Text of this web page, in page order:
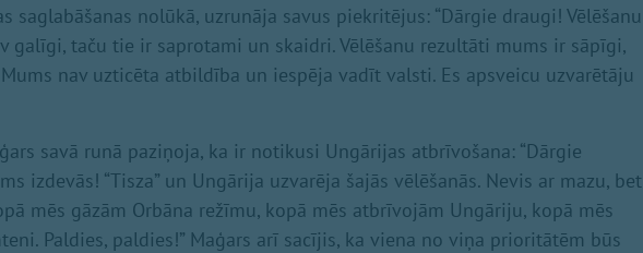
saglabāšanas nolūkā, uzrunāja savus piekritējus: “Dārgie draugi! Vēlēšanu
galīgi, taču tie ir saprotami un skaidri. Vēlēšanu rezultāti mums ir sāpīgi,
nav uzticēta atbildība un iespēja vadīt valsti. Es apsveicu uzvarētāju
savā runā paziņoja, ka ir notikusi Ungārijas atbrīvošana: “Dārgie
izdevās! “Tisza” un Ungārija uzvarēja šajās vēlēšanās. Nevis ar mazu, bet
mēs gāzām Orbāna režīmu, kopā mēs atbrīvojām Ungāriju, kopā mēs
Paldies, paldies!” Maģars arī sacījis, ka viena no viņa prioritātēm būs